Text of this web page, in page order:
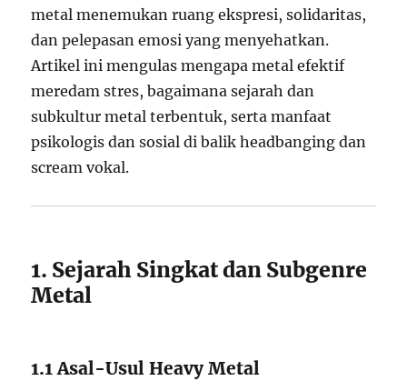
metal menemukan ruang ekspresi, solidaritas,
dan pelepasan emosi yang menyehatkan.
Artikel ini mengulas mengapa metal efektif
meredam stres, bagaimana sejarah dan
subkultur metal terbentuk, serta manfaat
psikologis dan sosial di balik headbanging dan
scream vokal.
1. Sejarah Singkat dan Subgenre
Metal
1.1 Asal-Usul Heavy Metal